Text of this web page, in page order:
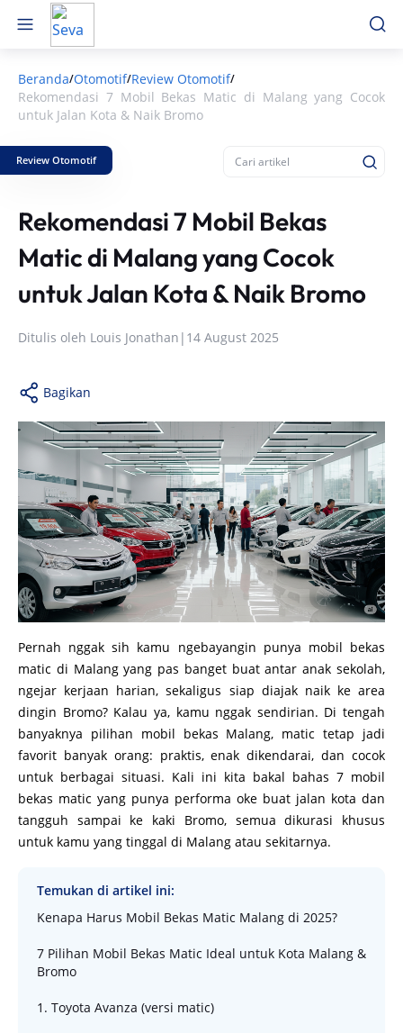
Beranda/Otomotif/Review Otomotif/
Rekomendasi 7 Mobil Bekas Matic di Malang yang Cocok
untuk Jalan Kota & Naik Bromo
Review Otomotif
Rekomendasi 7 Mobil Bekas
Matic di Malang yang Cocok
untuk Jalan Kota & Naik Bromo
Ditulis oleh Louis Jonathan | 14 August 2025
Bagikan
Pernah nggak sih kamu ngebayangin punya mobil bekas
matic di Malang yang pas banget buat antar anak sekolah,
ngejar kerjaan harian, sekaligus siap diajak naik ke area
dingin Bromo? Kalau ya, kamu nggak sendirian. Di tengah
banyaknya pilihan mobil bekas Malang, matic tetap jadi
favorit banyak orang: praktis, enak dikendarai, dan cocok
untuk berbagai situasi. Kali ini kita bakal bahas 7 mobil
bekas matic yang punya performa oke buat jalan kota dan
tangguh sampai ke kaki Bromo, semua dikurasi khusus
untuk kamu yang tinggal di Malang atau sekitarnya.
Temukan di artikel ini:
Kenapa Harus Mobil Bekas Matic Malang di 2025?
7 Pilihan Mobil Bekas Matic Ideal untuk Kota Malang &
Bromo
1. Toyota Avanza (versi matic)